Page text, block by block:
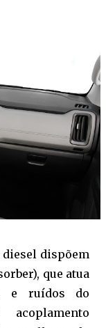
diesel dispõem
que atua
e ruídos do